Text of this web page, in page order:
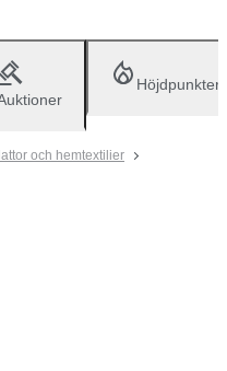
Höjdpunkter
och hemtextilier